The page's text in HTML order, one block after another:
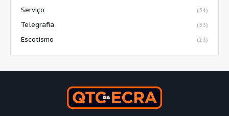
Serviço (34)
Telegrafia (33)
Escotismo (23)